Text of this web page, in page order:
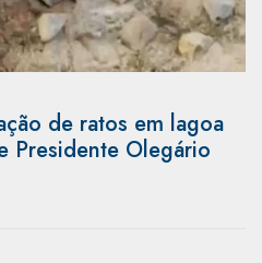
de ratos em lagoa
Presidente Olegário